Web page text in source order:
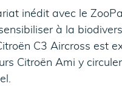
inédit avec le
à la
C3 Aircross est
Citroën Ami y